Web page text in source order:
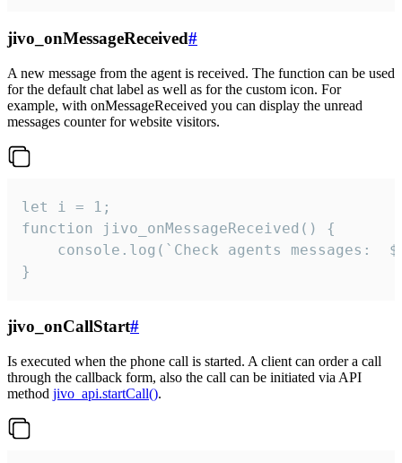
jivo_onMessageReceived#
A new message from the agent is received. The function can be used
for the default chat label as well as for the custom icon. For
example, with onMessageReceived you can display the unread
messages counter for website visitors.
let i = 1;
function jivo_onMessageReceived() {
}
jivo_onCallStart#
Is executed when the phone call is started. A client can order a call
through the callback form, also the call can be initiated via API
method jivo_api.startCall().